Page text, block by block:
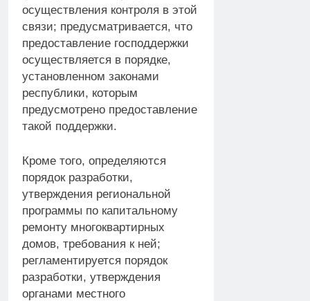
осуществления контроля в этой
связи; предусматривается, что
предоставление господдержки
осуществляется в порядке,
установленном законами
республики, которым
предусмотрено предоставление
такой поддержки.
Кроме того, определяются
порядок разработки,
утверждения региональной
программы по капитальному
ремонту многоквартирных
домов, требования к ней;
регламентируется порядок
разработки, утверждения
органами местного